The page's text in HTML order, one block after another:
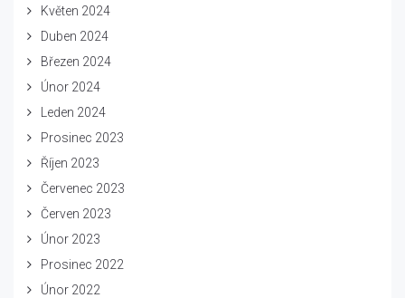
Květen 2024
Duben 2024
Březen 2024
Únor 2024
Leden 2024
Prosinec 2023
Říjen 2023
Červenec 2023
Červen 2023
Únor 2023
Prosinec 2022
Únor 2022